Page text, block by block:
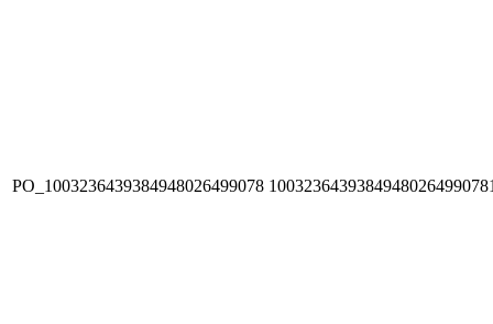
PO_1003236439384948026499078